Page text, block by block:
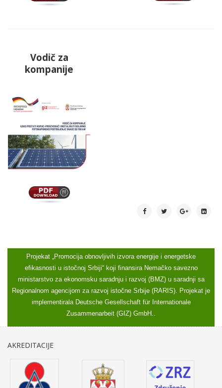
Vodič za
kompanije
Projekat „Promocija obnovljivih izvora energije i energetske
efikasnosti u istočnoj Srbiji“ koji finansira Nemačko savezno
ministarstvo za ekonomsku saradnju i razvoj (BMZ) u saradnji sa
Regionalnom agencijom za razvoj istočne Srbije (RARIS). Projekat je
implementirala Deutsche Gesellschaft für Internationale
Zusammenarbeit (GIZ) GmbH..
AKREDITACIJE